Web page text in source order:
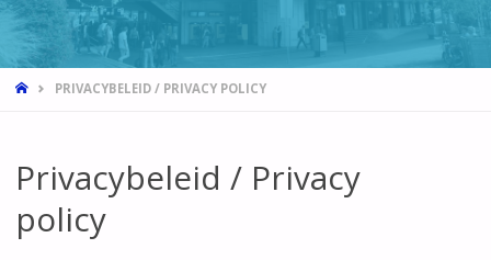
HOMEPRIVACYBELEID / PRIVACY POLICY
Privacybeleid / Privacy
policy